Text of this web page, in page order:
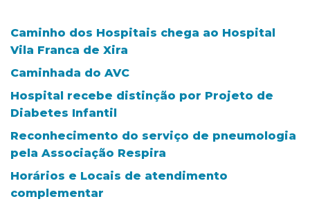
Caminho dos Hospitais chega ao Hospital
Vila Franca de Xira
Caminhada do AVC
Hospital recebe distinção por Projeto de
Diabetes Infantil
Reconhecimento do serviço de pneumologia
pela Associação Respira
Horários e Locais de atendimento
complementar